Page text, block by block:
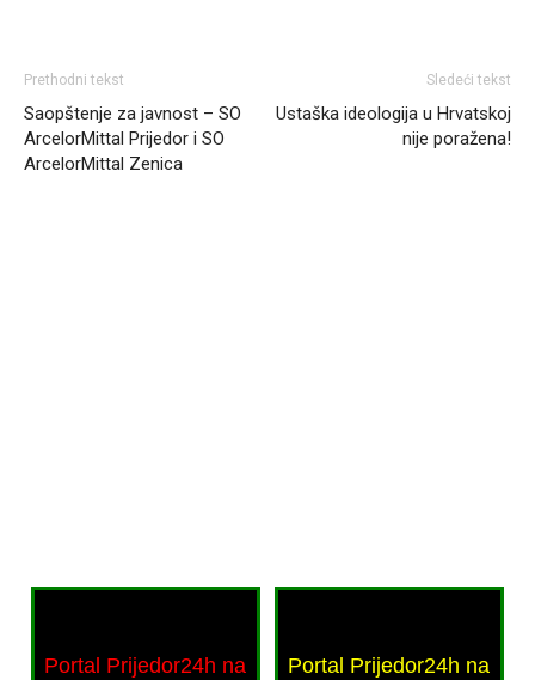
Prethodni tekst
Saopštenje za javnost – SO
ArcelorMittal Prijedor i SO
ArcelorMittal Zenica
Sledeći tekst
Ustaška ideologija u Hrvatskoj
nije poražena!
Portal Prijedor24h na
Portal Prijedor24h na